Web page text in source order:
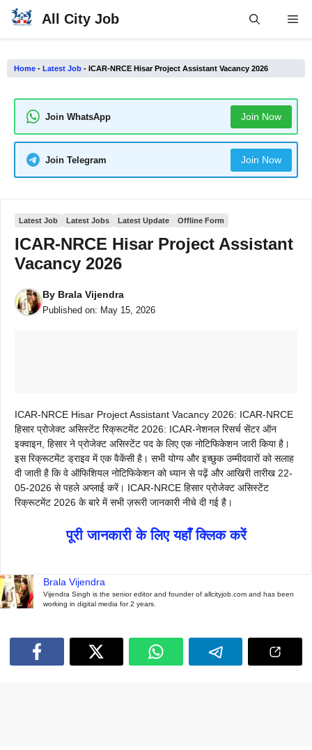
Skip
All City Job
Home - Latest Job - ICAR-NRCE Hisar Project Assistant Vacancy 2026
Join WhatsApp Join Now
Join Telegram Join Now
Latest Job Latest Jobs Latest Update Offline Form
ICAR-NRCE Hisar Project Assistant
Vacancy 2026
By Brala Vijendra
Published on: May 15, 2026
ICAR-NRCE Hisar Project Assistant Vacancy 2026: ICAR-NRCE
हिसार प्रोजेक्ट असिस्टेंट रिक्रूटमेंट 2026: ICAR-नेशनल रिसर्च सेंटर ऑन
इक्वाइन, हिसार ने प्रोजेक्ट असिस्टेंट पद के लिए एक नोटिफिकेशन जारी किया है।
इस रिक्रूटमेंट ड्राइव में एक वैकेंसी है। सभी योग्य और इच्छुक उम्मीदवारों को सलाह
दी जाती है कि वे ऑफिशियल नोटिफिकेशन को ध्यान से पढ़ें और आखिरी तारीख 22-
05-2026 से पहले अप्लाई करें। ICAR-NRCE हिसार प्रोजेक्ट असिस्टेंट
रिक्रूटमेंट 2026 के बारे में सभी ज़रूरी जानकारी नीचे दी गई है।
पूरी जानकारी के लिए यहाँ क्लिक करें
Brala Vijendra
Vijendra Singh is the senior editor and founder of allcityjob.com and has been
working in digital media for 2 years.